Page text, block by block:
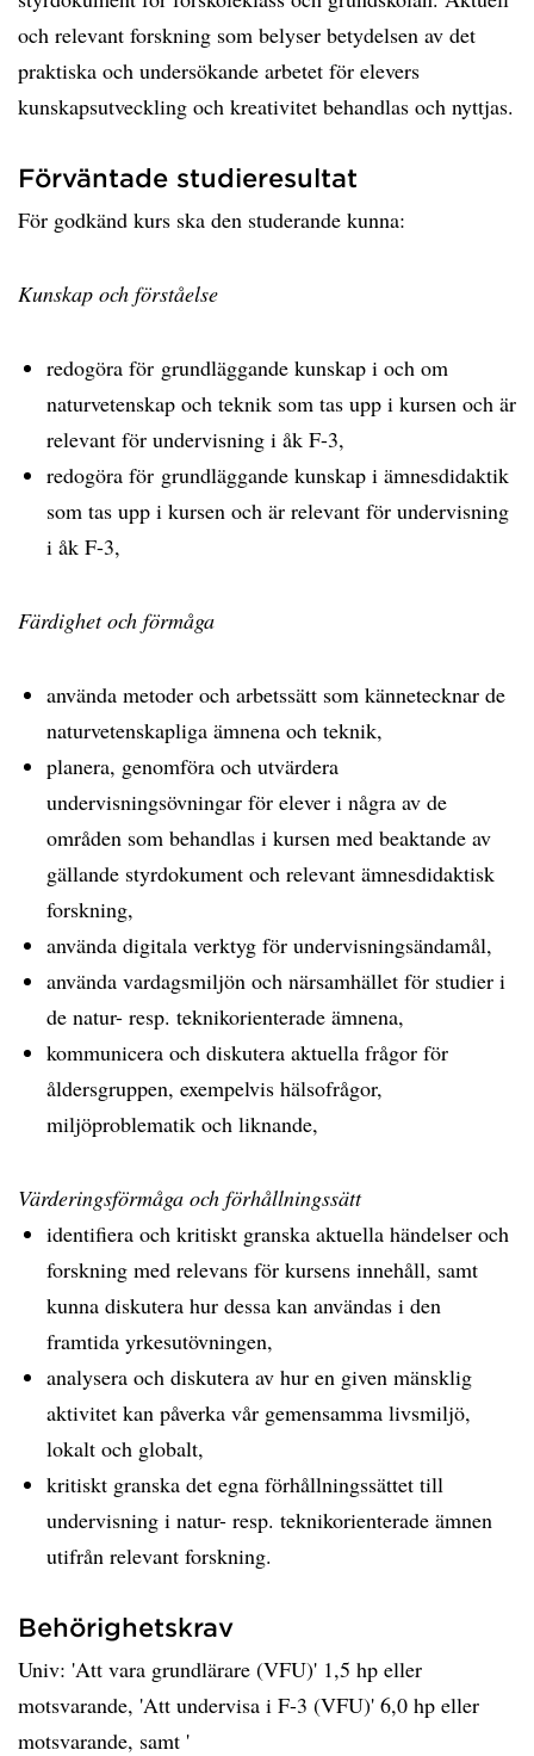
och relevant forskning som belyser betydelsen av det
praktiska och undersökande arbetet för elevers
kunskapsutveckling och kreativitet behandlas och nyttjas.
Förväntade studieresultat
För godkänd kurs ska den studerande kunna:
Kunskap och förståelse
redogöra för grundläggande kunskap i och om
naturvetenskap och teknik som tas upp i kursen och är
relevant för undervisning i åk F-3,
redogöra för grundläggande kunskap i ämnesdidaktik
som tas upp i kursen och är relevant för undervisning
i åk F-3,
Färdighet och förmåga
använda metoder och arbetssätt som kännetecknar de
naturvetenskapliga ämnena och teknik,
planera, genomföra och utvärdera
undervisningsövningar för elever i några av de
områden som behandlas i kursen med beaktande av
gällande styrdokument och relevant ämnesdidaktisk
forskning,
använda digitala verktyg för undervisningsändamål,
använda vardagsmiljön och närsamhället för studier i
de natur- resp. teknikorienterade ämnena,
kommunicera och diskutera aktuella frågor för
åldersgruppen, exempelvis hälsofrågor,
miljöproblematik och liknande,
Värderingsförmåga och förhållningssätt
identifiera och kritiskt granska aktuella händelser och
forskning med relevans för kursens innehåll, samt
kunna diskutera hur dessa kan användas i den
framtida yrkesutövningen,
analysera och diskutera av hur en given mänsklig
aktivitet kan påverka vår gemensamma livsmiljö,
lokalt och globalt,
kritiskt granska det egna förhållningssättet till
undervisning i natur- resp. teknikorienterade ämnen
utifrån relevant forskning.
Behörighetskrav
Univ: 'Att vara grundlärare (VFU)' 1,5 hp eller
motsvarande, 'Att undervisa i F-3 (VFU)' 6,0 hp eller
motsvarande, samt '